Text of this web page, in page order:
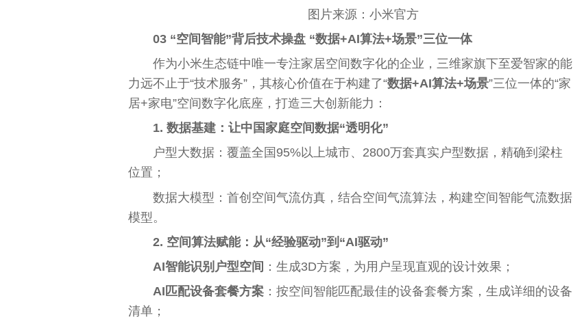
图片来源：小米官方
03 “空间智能”背后技术操盘 ‌“数据+AI算法+场景”三位一体
作为小米生态链中唯一专注家居空间数字化的企业，三维家旗下至爱智家的能
力远不止于“技术服务”，其核心价值在于构建了‌“数据+AI算法+场景”三位一体‌的“家
居+家电”空间数字化底座，打造三大创新能力：
‌1. 数据基建：让中国家庭空间数据“透明化”
户型大数据：覆盖全国95%以上城市、2800万套真实户型数据，精确到梁柱
位置；
数据大模型：首创空间气流仿真，结合空间气流算法，构建空间智能气流数据
模型。
‌2. 空间算法赋能：从“经验驱动”到“AI驱动”
AI智能识别户型空间 ：生成3D方案，为用户呈现直观的设计效果 ；
AI匹配设备套餐方案 ：按空间智能匹配最佳的设备套餐方案，生成详细的设备
清单；